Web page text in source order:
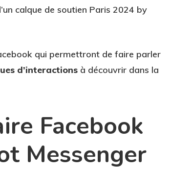
calque de soutien Paris 2024 by
qui permettront de faire parler
d’interactions à découvrir dans la
Facebook
Messenger